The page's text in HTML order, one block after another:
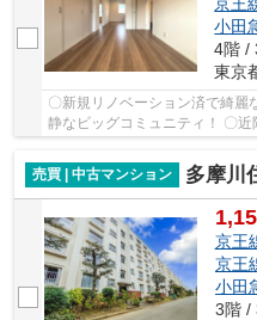
小田
4階 /
東京
〇新規リノベーション済で綺麗
静なビッグコミュニティ！ 〇
売買 | 中古マンション
多摩川
京王
京王
小田
3階 /